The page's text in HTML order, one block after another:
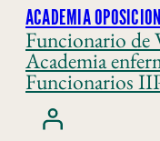
ACADEMIA
Funcionario de
Academia
Funcionarios